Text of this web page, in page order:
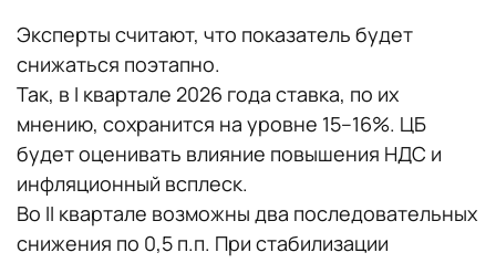
Эксперты считают, что показатель будет
снижаться поэтапно.
Так, в I квартале 2026 года ставка, по их
мнению, сохранится на уровне 15–16%. ЦБ
будет оценивать влияние повышения НДС и
инфляционный всплеск.
Во II квартале возможны два последовательных
снижения по 0,5 п.п. При стабилизации